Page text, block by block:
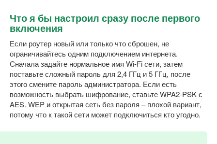
Что я бы настроил сразу после первого
включения
Если роутер новый или только что сброшен, не
ограничивайтесь одним подключением интернета.
Сначала задайте нормальное имя Wi-Fi сети, затем
поставьте сложный пароль для 2,4 ГГц и 5 ГГц, после
этого смените пароль администратора. Если есть
возможность выбрать шифрование, ставьте WPA2-PSK с
AES. WEP и открытая сеть без пароля – плохой вариант,
потому что к такой сети может подключиться кто угодно.